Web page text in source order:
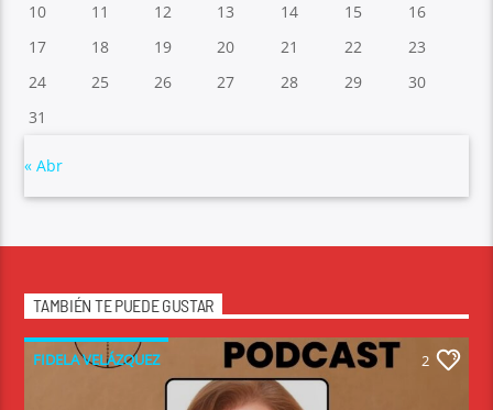
10
11 12 13 14 15
16
17
18 19 20 21 22
23
24
25 26 27 28 29
30
31
« Abr
TAMBIÉN TE PUEDE GUSTAR
FIDELA VELÁZQUEZ
RADIO HEMISFÉRICA TENERIFE
2